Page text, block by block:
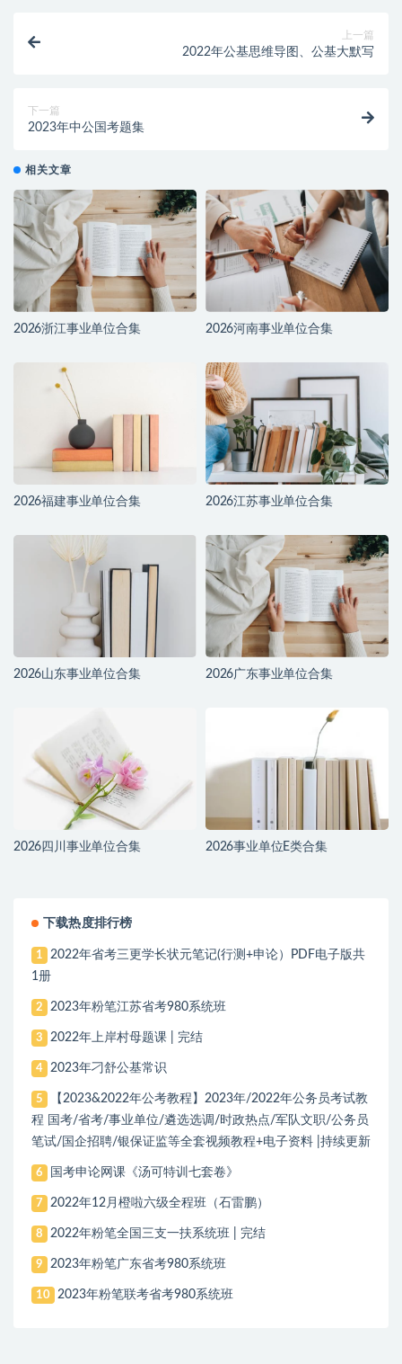
上一篇
2022年公基思维导图、公基大默写
下一篇
2023年中公国考题集
相关文章
2026浙江事业单位合集 2026河南事业单位合集
2026福建事业单位合集 2026江苏事业单位合集
2026山东事业单位合集 2026广东事业单位合集
2026四川事业单位合集 2026事业单位E类合集
下载热度排行榜
1
2022年省考三更学长状元笔记(行测+申论）PDF电子版共
1册
2 2023年粉笔江苏省考980系统班
3 2022年上岸村母题课 | 完结
4 2023年刁舒公基常识
5
【2023&2022年公考教程】2023年/2022年公务员考试教
程 国考/省考/事业单位/遴选选调/时政热点/军队文职/公务员
笔试/国企招聘/银保证监等全套视频教程+电子资料 |持续更新
6 国考申论网课《汤可特训七套卷》
7 2022年12月橙啦六级全程班（石雷鹏）
8 2022年粉笔全国三支一扶系统班 | 完结
9 2023年粉笔广东省考980系统班
10 2023年粉笔联考省考980系统班